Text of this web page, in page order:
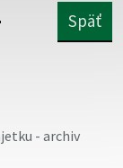
iba
stránka
Späť
- archiv